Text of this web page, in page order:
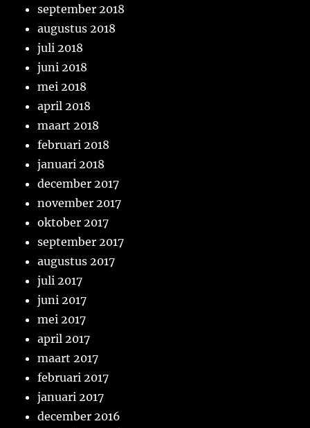
september 2018
augustus 2018
juli 2018
juni 2018
mei 2018
april 2018
maart 2018
februari 2018
januari 2018
december 2017
november 2017
oktober 2017
september 2017
augustus 2017
juli 2017
juni 2017
mei 2017
april 2017
maart 2017
februari 2017
januari 2017
december 2016